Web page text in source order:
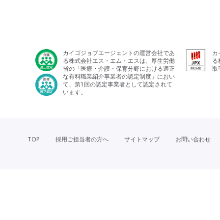
カイゴジョブエージェントの運営会社であ
る株式会社エス・エム・エスは、厚生労働
省の「医療・介護・保育分野における適正
な有料職業紹介事業者の認定制度」におい
て、第1回の認定事業者として認定されて
います。
カ
る
取
TOP 採用ご担当者の方へ サイトマップ お問い合わせ